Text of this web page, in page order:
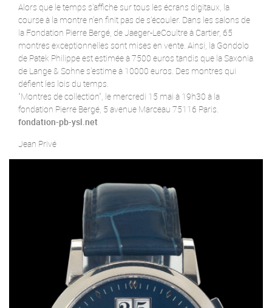
Alors que le temps s'affiche sur tous les écrans digitaux, la
course à la montre n'en finit pas de s'écouler. Dans les salons de
la Fondation Pierre Bergé, de Jaeger-LeCoultre à Cartier, 65
montres exceptionnelles sont mises en vente. Ainsi, la Gondolo
de Patek Philippe est estimée à 7500 euros tandis que la Saxonia
de Lange & Sohne s'estime à 10000 euros. Des montres qui
défient les lois du temps.
"Montres de collection", le mercredi 15 mai à 19h30 à la
fondation Pierre Bergé, 5 avenue Marceau 75116 Paris.
fondation-pb-ysl.net
Jean Privé